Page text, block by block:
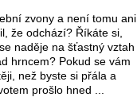
zvony a není tomu ani
že odchází? Říkáte si,
naděje na šťastný vztah
hrncem? Pokud se vám
než byste si přála a
prošlo hned ...